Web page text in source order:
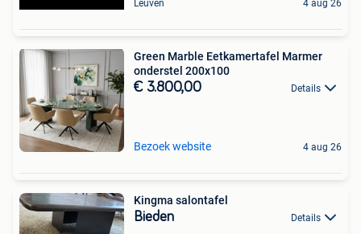
Leuven 4 aug 26
Green Marble Eetkamertafel Marmer
onderstel 200x100
€ 3.800,00 Details
Bezoek website 4 aug 26
Kingma salontafel
Bieden Details